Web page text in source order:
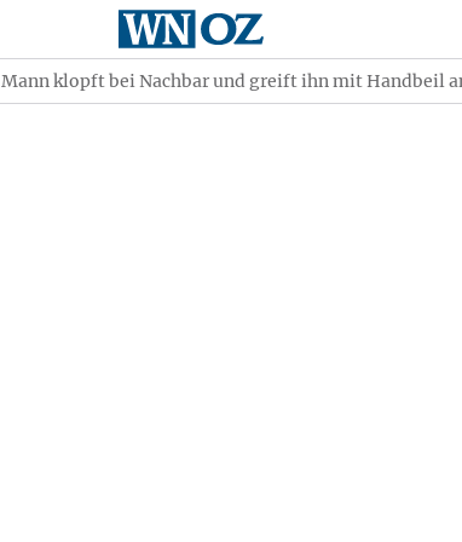
Mann klopft bei Nachbar und greift ihn mit Handbeil